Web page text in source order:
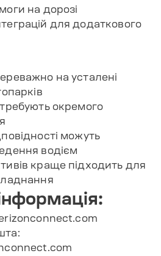
на дорозі
для додаткового
на усталені
окремого
можуть
водієм
краще підходить для